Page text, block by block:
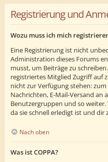
Registrierung und
Wozu muss ich mich
Eine Registrierung ist nicht
Administration dieses Forums
musst, um Beiträge zu
registriertes Mitglied Zugriff auf
nicht zur Verfügung stehen:
Nachrichten, E-Mail-Versand an
Benutzergruppen und so
da sie schnell erledigt ist und dir
Nach oben
Was ist COPPA?